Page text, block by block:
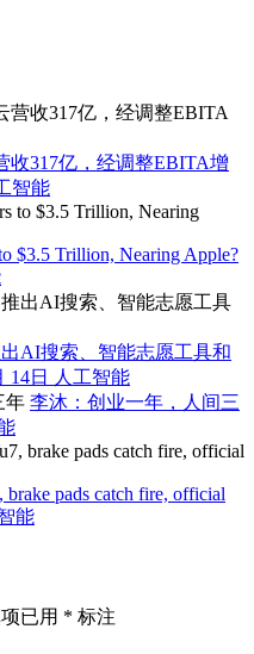
收317亿，经调整EBITA增
智能
$3.5 Trillion, Nearing Apple?
AI搜索、智能志愿工具和
14日
人工智能
李沐：创业一年，人间三
pads catch fire, official
能
已用 * 标注